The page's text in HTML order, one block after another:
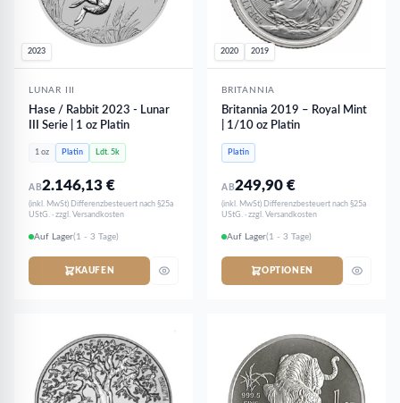
2023
LUNAR III
Hase / Rabbit 2023 - Lunar
III Serie | 1 oz Platin
1 oz Platin Ldt. 5k
AB2.146,13€
(inkl. MwSt) Differenzbesteuert nach §25a
UStG. · zzgl. Versandkosten
Auf Lager(1 - 3 Tage)
KAUFEN
2020 2019
BRITANNIA
Britannia 2019 – Royal Mint
| 1/10 oz Platin
Platin
AB249,90€
(inkl. MwSt) Differenzbesteuert nach §25a
UStG. · zzgl. Versandkosten
Auf Lager(1 - 3 Tage)
OPTIONEN